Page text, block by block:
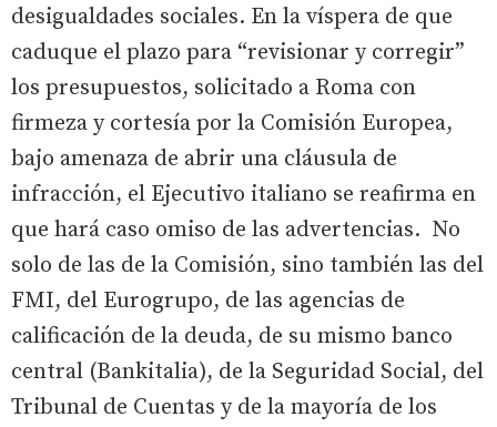
desigualdades sociales. En la víspera de que
caduque el plazo para “revisionar y corregir”
los presupuestos, solicitado a Roma con
firmeza y cortesía por la Comisión Europea,
bajo amenaza de abrir una cláusula de
infracción, el Ejecutivo italiano se reafirma en
que hará caso omiso de las advertencias. No
solo de las de la Comisión, sino también las del
FMI, del Eurogrupo, de las agencias de
calificación de la deuda, de su mismo banco
central (Bankitalia), de la Seguridad Social, del
Tribunal de Cuentas y de la mayoría de los